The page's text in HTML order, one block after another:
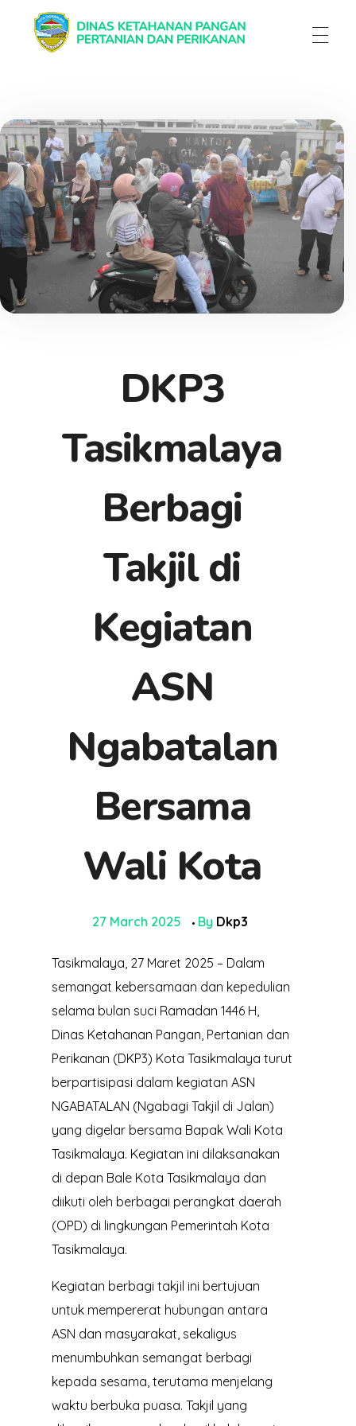
DKP3
Tasikmalaya
Berbagi
Takjil di
Kegiatan
ASN
Ngabatalan
Bersama
Wali Kota
27 March 2025 By Dkp3
Tasikmalaya, 27 Maret 2025 – Dalam
semangat kebersamaan dan kepedulian
selama bulan suci Ramadan 1446 H,
Dinas Ketahanan Pangan, Pertanian dan
Perikanan (DKP3) Kota Tasikmalaya turut
berpartisipasi dalam kegiatan ASN
NGABATALAN (Ngabagi Takjil di Jalan)
yang digelar bersama Bapak Wali Kota
Tasikmalaya. Kegiatan ini dilaksanakan
di depan Bale Kota Tasikmalaya dan
diikuti oleh berbagai perangkat daerah
(OPD) di lingkungan Pemerintah Kota
Tasikmalaya.
Kegiatan berbagi takjil ini bertujuan
untuk mempererat hubungan antara
ASN dan masyarakat, sekaligus
menumbuhkan semangat berbagi
kepada sesama, terutama menjelang
waktu berbuka puasa. Takjil yang